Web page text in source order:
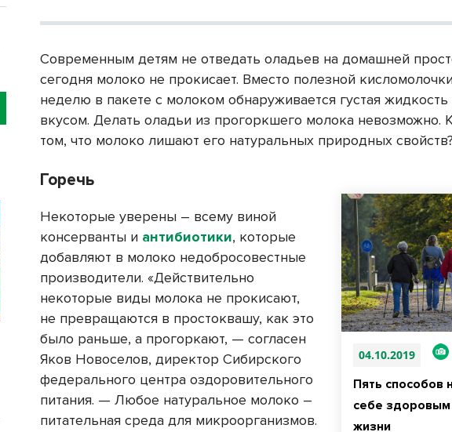
Современным детям не отведать оладьев на домашней
сегодня молоко не прокисает. Вместо полезной
неделю в пакете с молоком обнаруживается густая
вкусом. Делать оладьи из прогоркшего молока невозможно.
том, что молоко лишают его натуральных природных свойств?
04.10.2019
Пять способов
себе
жизни
Горечь
Некоторые уверены – всему виной
консерванты и антибиотики, которые
добавляют в молоко недобросовестные
производители. «Действительно
некоторые виды молока не прокисают,
не превращаются в простоквашу, как это
было раньше, а прогоркают, — согласен
Яков Новоселов, директор Сибирского
федерального центра оздоровительного
питания. — Любое натуральное молоко –
питательная среда для микроорганизмов.